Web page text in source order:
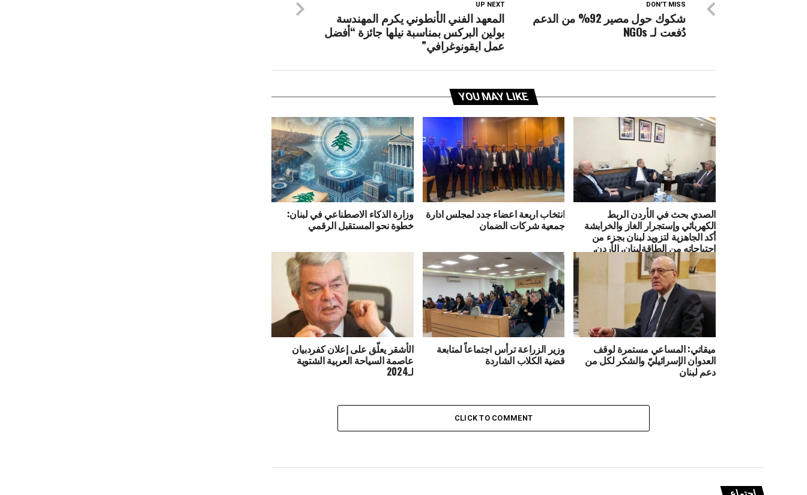
UP NEXT
المعهد الفني الأنطوني يكرم المهندسة
بولين البركس بمناسبة نيلها جائزة “أفضل
عمل ايقونوغرافي”
DON'T MISS
شكوك حول مصير 92% من الدعم
دُفعت لـ NGOs
YOU MAY LIKE
الصدي بحث في الأردن الربط
الكهربائي وإستجرار الغاز والخرابشة
أكد الجاهزية لتزويد لبنان بجزء من
احتياجاته من الطاقةلبنان, الأردن,
كهرباء, غاز, اتفاقية, طاقةالصدي بحث
في الأردن الربط الكهربائي وإستجرار
الغاز والخرابشة أكد الجاهزية لتزويد
لبنان بجزء من احتياجاته من الطاقة
انتخاب اربعة اعضاء جدد لمجلس ادارة
جمعية شركات الضمان
وزارة الذكاء الاصطناعي في لبنان:
خطوة نحو المستقبل الرقمي
ميقاتي: المساعي مستمرة لوقف
العدوان الإسرائيليّ والشكر لكل من
دعم لبنان
وزير الزراعة ترأس اجتماعاً لمتابعة
قضية الكلاب الشاردة
الأشقر يعلّق على إعلان كفردبيان
عاصمة السياحة العربية الشتوية
لـ2024
CLICK TO COMMENT